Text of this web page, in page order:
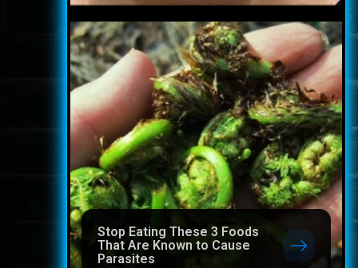
Stop Eating These 3 Foods
That Are Known to Cause
Parasites